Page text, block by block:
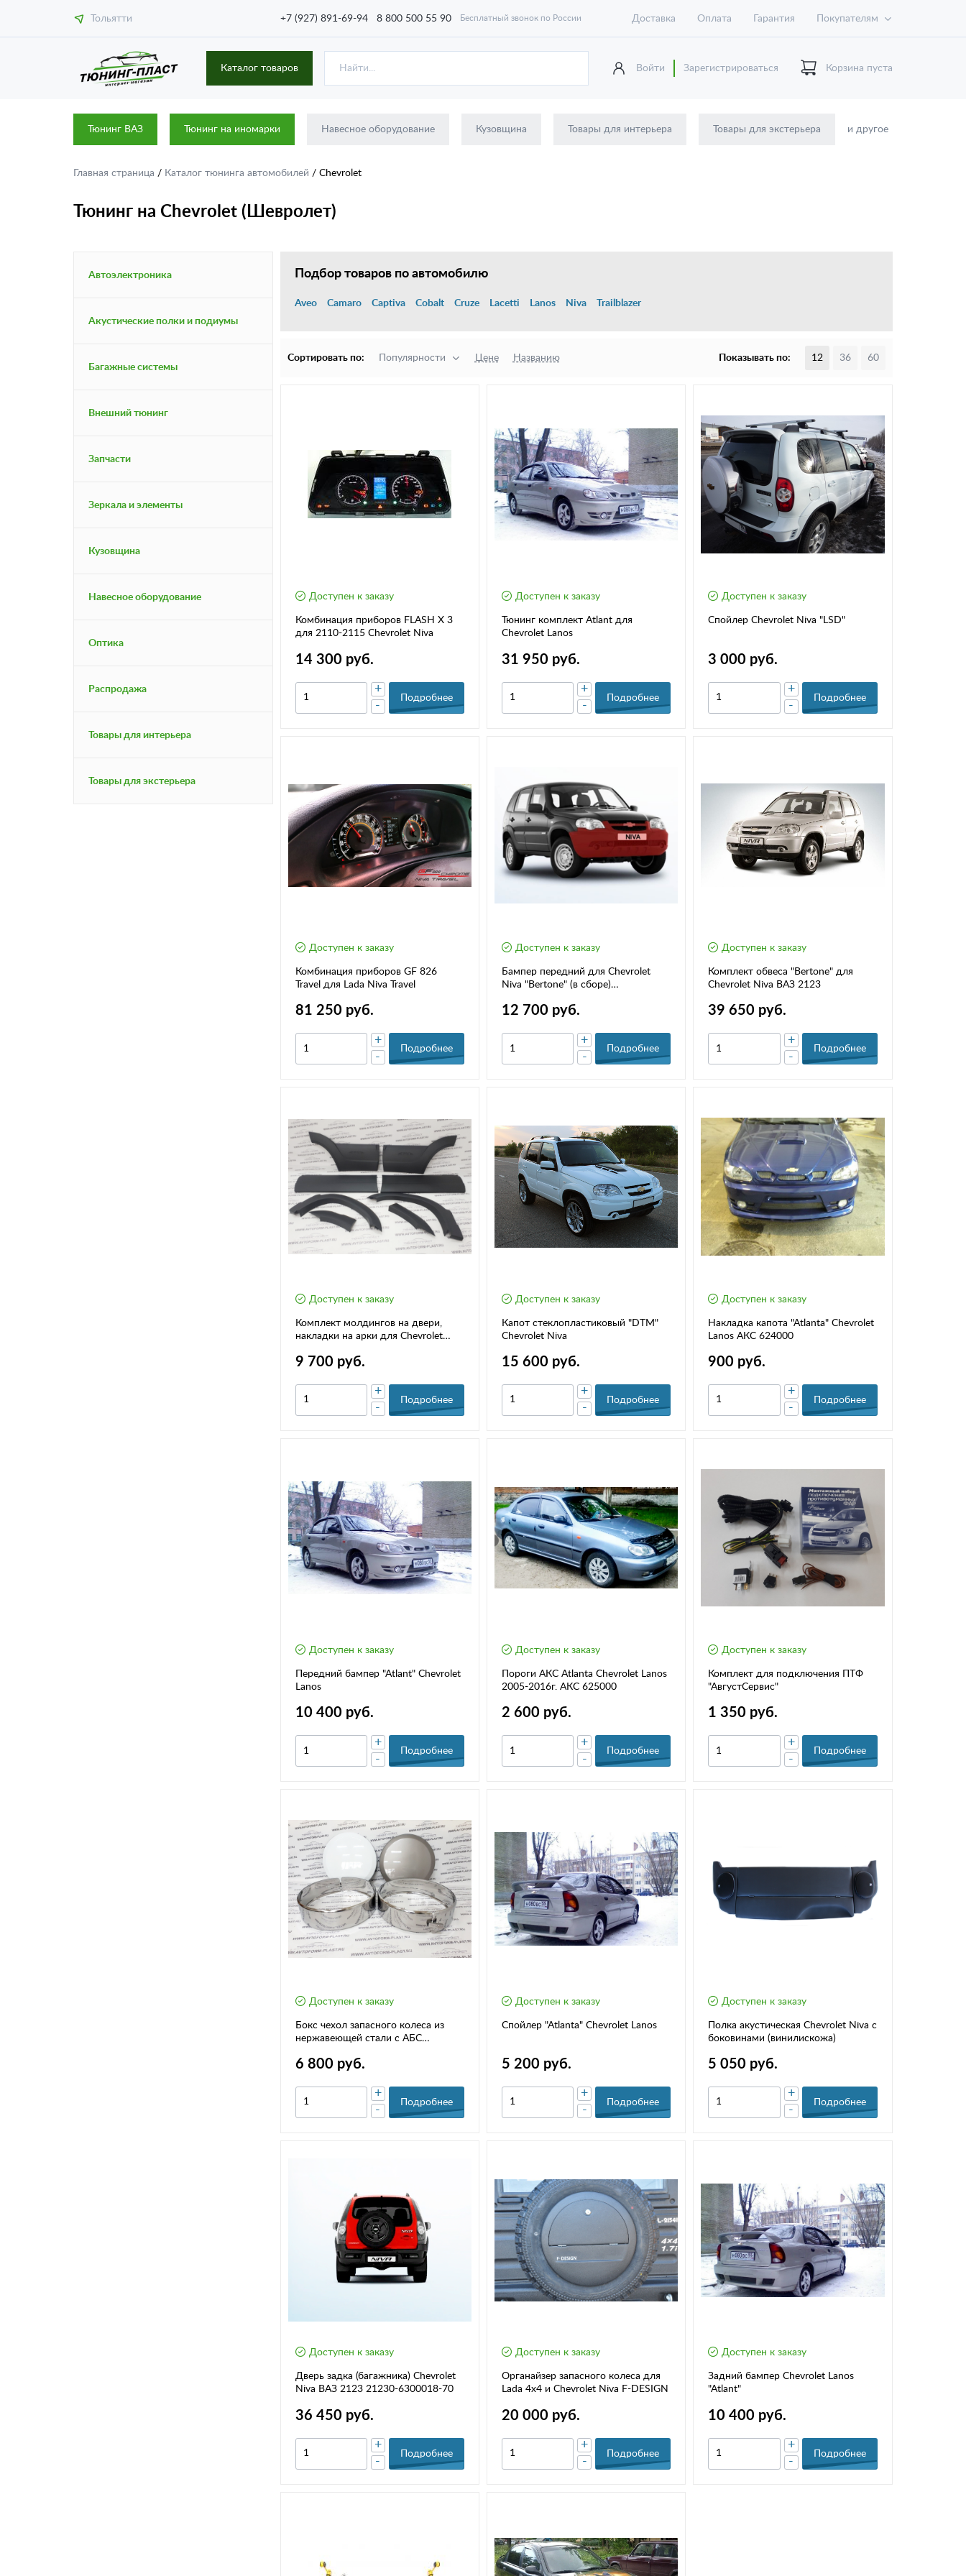
Тольятти +7 (927) 891-69-94 8 800 500 55 90 Бесплатный звонок по России Доставка Оплата Гарантия Покупателям
Каталог товаров Войти Зарегистрироваться Корзина пуста
Тюнинг ВАЗ Тюнинг на иномарки Навесное оборудование Кузовщина Товары для интерьера Товары для экстерьера и другое
Главная страница / Каталог тюнинга автомобилей / Chevrolet
Тюнинг на Chevrolet (Шевролет)
Автоэлектроника
Акустические полки и подиумы
Багажные системы
Внешний тюнинг
Запчасти
Зеркала и элементы
Кузовщина
Навесное оборудование
Оптика
Распродажа
Товары для интерьера
Товары для экстерьера
Подбор товаров по автомобилю
Aveo Camaro Captiva Cobalt Cruze Lacetti Lanos Niva Trailblazer
Сортировать по: Популярности Цене Названию Показывать по: 12 36 60
Доступен к заказу
Комбинация приборов FLASH X 3
для 2110-2115 Chevrolet Niva
14 300 руб.
-
+
Подробнее
Доступен к заказу
Тюнинг комплект Atlant для
Chevrolet Lanos
31 950 руб.
-
+
Подробнее
Доступен к заказу
Спойлер Chevrolet Niva "LSD"
3 000 руб.
-
+
Подробнее
Доступен к заказу
Комбинация приборов GF 826
Travel для Lada Niva Travel
81 250 руб.
-
+
Подробнее
Доступен к заказу
Бампер передний для Chevrolet
Niva "Bertone" (в сборе)
12 700 руб.
-
+
Подробнее
Доступен к заказу
Комплект обвеса "Bertone" для
Chevrolet Niva ВАЗ 2123
39 650 руб.
-
+
Подробнее
Доступен к заказу
Комплект молдингов на двери,
накладки на арки для Chevrolet
9 700 руб.
-
+
Подробнее
Доступен к заказу
Капот стеклопластиковый "DTM"
Chevrolet Niva
15 600 руб.
-
+
Подробнее
Доступен к заказу
Накладка капота "Atlantа" Chevrolet
Lanos АКС 624000
900 руб.
-
+
Подробнее
Доступен к заказу
Передний бампер "Atlant" Chevrolet
Lanos
10 400 руб.
-
+
Подробнее
Доступен к заказу
Пороги АКС Atlantа Chevrolet Lanos
2005-2016г. АКС 625000
2 600 руб.
-
+
Подробнее
Доступен к заказу
Комплект для подключения ПТФ
"АвгустСервис"
1 350 руб.
-
+
Подробнее
Доступен к заказу
Бокс чехол запасного колеса из
нержавеющей стали с АБС
6 800 руб.
-
+
Подробнее
Доступен к заказу
Спойлер "Atlantа" Chevrolet Lanos
5 200 руб.
-
+
Подробнее
Доступен к заказу
Полка акустическая Chevrolet Niva с
боковинами (винилискожа)
5 050 руб.
-
+
Подробнее
Доступен к заказу
Дверь задка (багажника) Chevrolet
Niva ВАЗ 2123 21230-6300018-70
36 450 руб.
-
+
Подробнее
Доступен к заказу
Органайзер запасного колеса для
Lada 4x4 и Chevrolet Niva F-DESIGN
20 000 руб.
-
+
Подробнее
Доступен к заказу
Задний бампер Chevrolet Lanos
"Atlant"
10 400 руб.
-
+
Подробнее